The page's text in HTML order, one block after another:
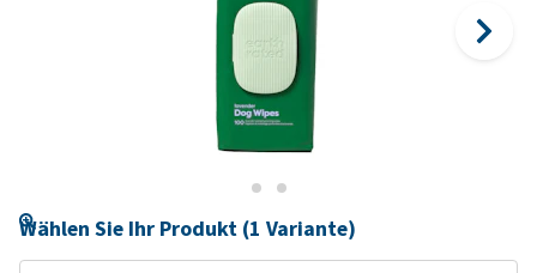
Wählen Sie Ihr Produkt (1 Variante)